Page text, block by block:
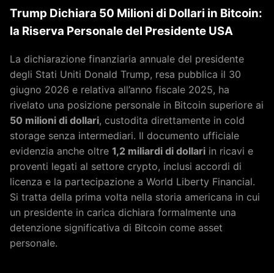
Trump Dichiara 50 Milioni di Dollari in Bitcoin:
la Riserva Personale del Presidente USA
La dichiarazione finanziaria annuale del presidente
degli Stati Uniti Donald Trump, resa pubblica il 30
giugno 2026 e relativa all’anno fiscale 2025, ha
rivelato una posizione personale in Bitcoin superiore ai
50 milioni di dollari, custodita direttamente in cold
storage senza intermediari. Il documento ufficiale
evidenzia anche oltre 1,2 miliardi di dollari in ricavi e
proventi legati al settore crypto, inclusi accordi di
licenza e la partecipazione a World Liberty Financial.
Si tratta della prima volta nella storia americana in cui
un presidente in carica dichiara formalmente una
detenzione significativa di Bitcoin come asset
personale.